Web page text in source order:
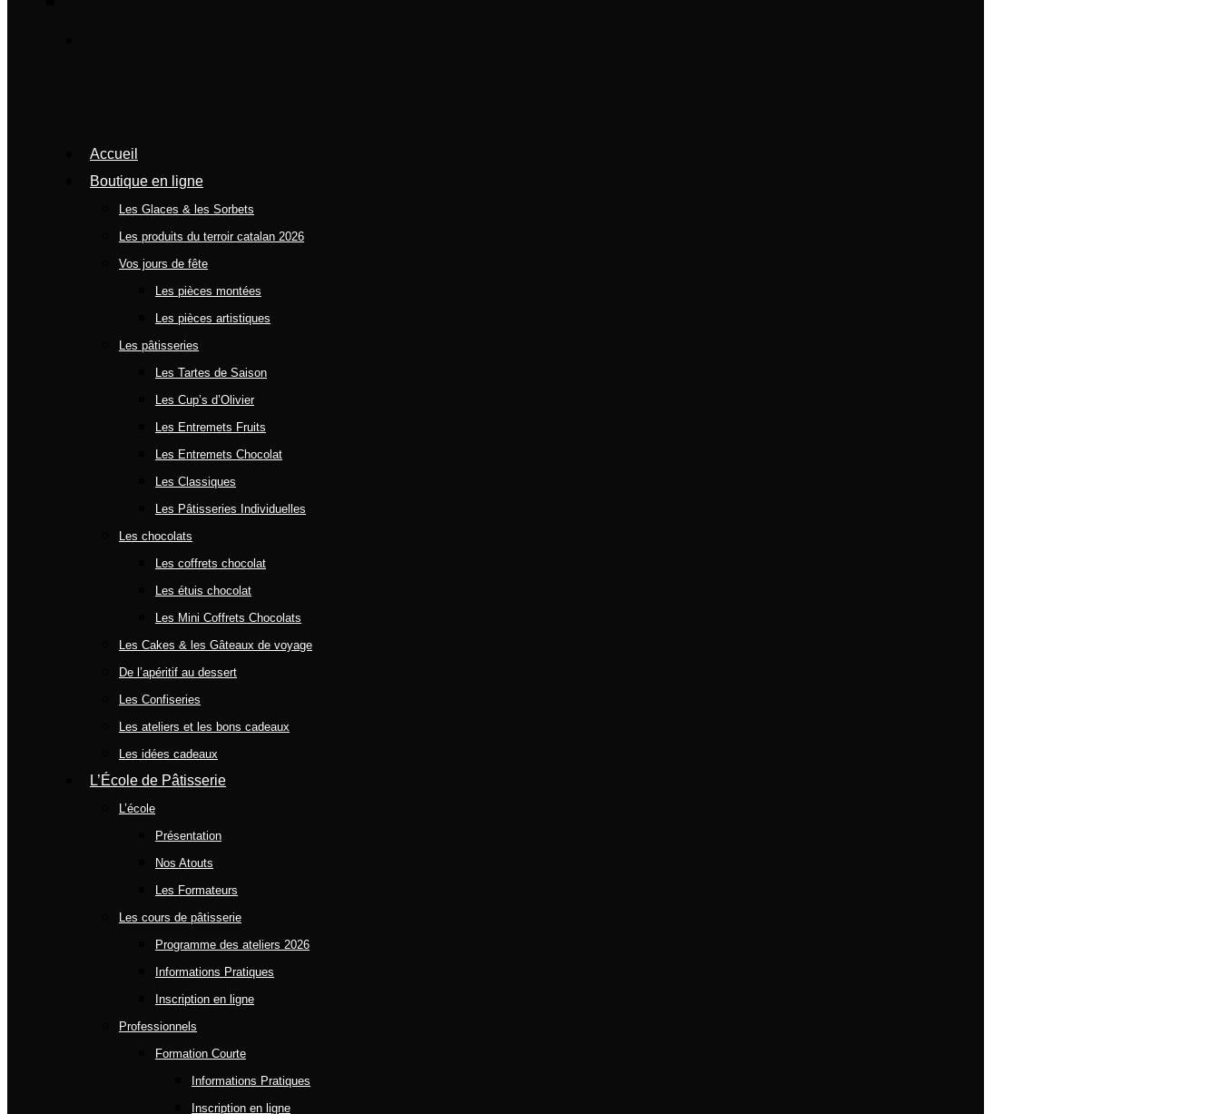
Accueil
Boutique en ligne
Les Glaces & les Sorbets
Les produits du terroir catalan 2026
Vos jours de fête
Les pièces montées
Les pièces artistiques
Les pâtisseries
Les Tartes de Saison
Les Cup’s d’Olivier
Les Entremets Fruits
Les Entremets Chocolat
Les Classiques
Les Pâtisseries Individuelles
Les chocolats
Les coffrets chocolat
Les étuis chocolat
Les Mini Coffrets Chocolats
Les Cakes & les Gâteaux de voyage
De l’apéritif au dessert
Les Confiseries
Les ateliers et les bons cadeaux
Les idées cadeaux
L’École de Pâtisserie
L’école
Présentation
Nos Atouts
Les Formateurs
Les cours de pâtisserie
Programme des ateliers 2026
Informations Pratiques
Inscription en ligne
Professionnels
Formation Courte
Informations Pratiques
Inscription en ligne